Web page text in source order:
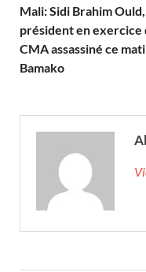
Mali: Sidi Brahim Ould,
président en exercice
CMA assassiné ce
Bamako